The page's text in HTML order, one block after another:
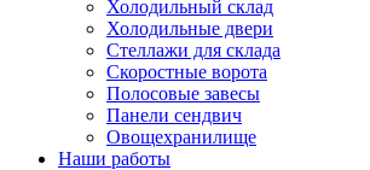
Холодильный склад
Холодильные двери
Стеллажи для склада
Скоростные ворота
Полосовые завесы
Панели сендвич
Овощехранилище
Наши работы